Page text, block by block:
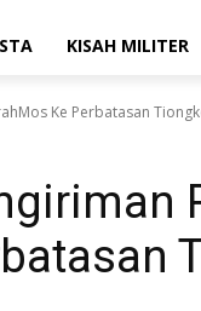
KISAH MILITER
Ke Perbatasan